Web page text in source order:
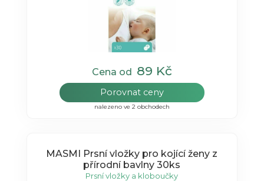
Cena od 89 Kč
Porovnat ceny
nalezeno ve 2 obchodech
MASMI Prsní vložky pro kojící ženy z
přírodní bavlny 30ks
Prsní vložky a kloboučky